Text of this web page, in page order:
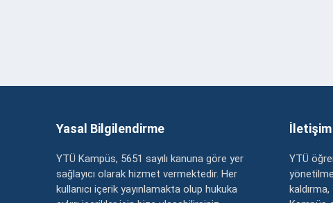
Yasal Bilgilendirme
YTÜ Kampüs, 5651 sayılı kanuna göre yer
sağlayıcı olarak hizmet vermektedir. Her
kullanıcı içerik yayınlamakta olup hukuka
İletişim
YTÜ